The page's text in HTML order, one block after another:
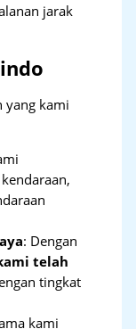
jarak
yang kami
: Dengan
telah
tingkat
kami